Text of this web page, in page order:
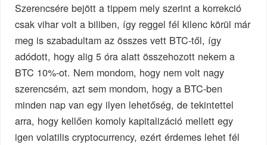
Szerencsére bejött a tippem mely szerint a korrekció
csak vihar volt a biliben, így reggel fél kilenc körül már
meg is szabadultam az összes vett BTC-től, így
adódott, hogy alig 5 óra alatt összehozott nekem a
BTC 10%-ot. Nem mondom, hogy nem volt nagy
szerencsém, azt sem mondom, hogy a BTC-ben
minden nap van egy ilyen lehetőség, de tekintettel
arra, hogy kellően komoly kapitalizáció mellett egy
igen volatilis cryptocurrency, ezért érdemes lehet fél